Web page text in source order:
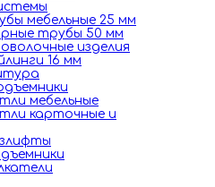
мебельные 25 мм
трубы 50 мм
изделия
16 мм
мебельные
карточные и